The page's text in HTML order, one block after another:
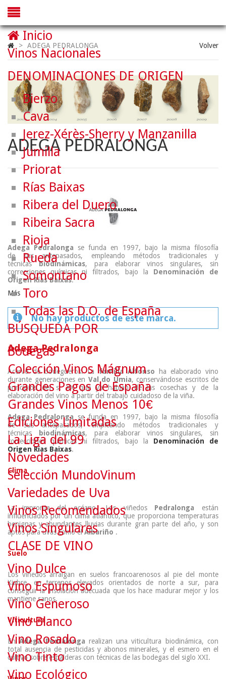
> ADEGA PEDRALONGA Volver
ADEGA PEDRALONGA
Adega Pedralonga se funda en 1997, bajo la misma filosofía
de sus antepasados, empleando métodos tradicionales y
técnicasbiodinámicas, para elaborar vinos singulares, sin
correcciones químicas ni filtrados, bajo la Denominación de
Origen Rías Baixas.
Más
No hay productos de este marca.
Adega Pedralonga
Acervo de bodegueros.La familia Alfonso ha elaborado vino
durante generaciones en Val do Umia, conservándose escritos de
principios del s. XX que ya hablan de las cosechas y de la
elaboración del vino a partir del trabajo cuidadoso de la viña.
Adega Pedralonga se funda en 1997, bajo la misma filosofía
de sus antepasados, empleando métodos tradicionales y
técnicas
biodinámicas, para elaborar vinos singulares, sin
correcciones químicas ni filtrados, bajo la
Denominación de
Origen Rías Baixas.
Clima
La impronta del océano.Los viñedos Pedralonga están
influenciados por un clima atlántico, que proporciona temperaturas
benignas y abundantes lluvias durante gran parte del año, y son
aptos para uvas como elAlbariño .
Suelo
Los viñedos arraigan en suelos francoarenosos al pie del monte
Xiabre, en terrenos elevados orientados de norte a sur, para
conseguir la insolación adecuada que los hace madurar mejor y los
mantiene sanos.
Viticultura
En Adega Pedralonga realizan una viticultura biodinámica, con
total ausencia de pesticidas y abonos minerales, y el esmero en el
cultivo sobre espalderas con técnicas de las bodegas del siglo XXI.
Inicio
Vinos Nacionales
DENOMINACIONES DE ORIGEN
Bierzo
Cava
Jerez-Xérès-Sherry y Manzanilla
Jumilla
Priorat
Rías Baixas
Ribera del Duero
Ribeira Sacra
Rioja
Rueda
Somontano
Toro
Todas las D.O. de España
BÚSQUEDA POR
Bodegas
Colección Vinos Mágnum
Grandes Pagos de España
Grandes Vinos Menos 10€
Ediciones Limitadas
La Liga del 99
Novedades
Selección MundoVinum
Variedades de Uva
Vinos Recomendados
Vinos Singulares
CLASE DE VINO
Vino Dulce
Vino Espumoso
Vino Generoso
Vino Blanco
Vino Rosado
Vino Tinto
Vino Ecológico